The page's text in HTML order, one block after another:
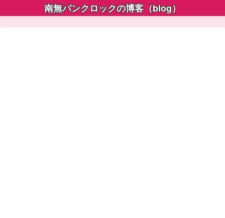
南無パンクロックの博客（blog）